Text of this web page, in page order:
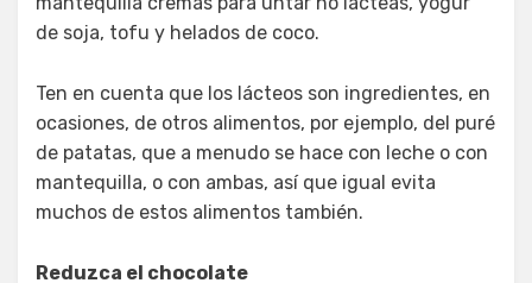
de soja, tofu y helados de coco.
Ten en cuenta que los lácteos son ingredientes, en
ocasiones, de otros alimentos, por ejemplo, del puré
de patatas, que a menudo se hace con leche o con
mantequilla, o con ambas, así que igual evita
muchos de estos alimentos también.
Reduzca el chocolate